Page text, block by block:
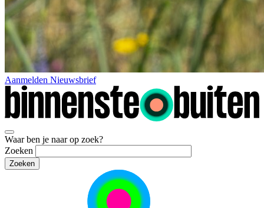
Aanmelden Nieuwsbrief
Waar ben je naar op zoek?
Zoeken